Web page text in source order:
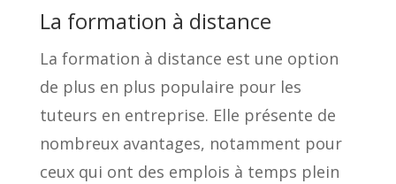
La formation à distance
La formation à distance est une option
de plus en plus populaire pour les
tuteurs en entreprise. Elle présente de
nombreux avantages, notamment pour
ceux qui ont des emplois à temps plein